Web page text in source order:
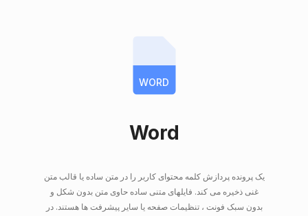
WORD
Word
یک پرونده پردازش کلمه محتوای کاربر را در متن ساده یا قالب متن
غنی ذخیره می کند. فایلهای متنی ساده حاوی متن بدون شکل و
بدون سبک فونت ، تنظیمات صفحه یا سایر پیشرفت ها هستند. در